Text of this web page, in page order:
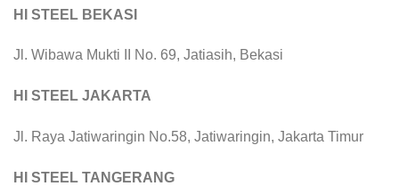
HI STEEL BEKASI
Jl. Wibawa Mukti II No. 69, Jatiasih, Bekasi
HI STEEL JAKARTA
Jl. Raya Jatiwaringin No.58, Jatiwaringin, Jakarta Timur
HI STEEL TANGERANG